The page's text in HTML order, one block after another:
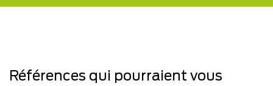
Références qui pourraient vous